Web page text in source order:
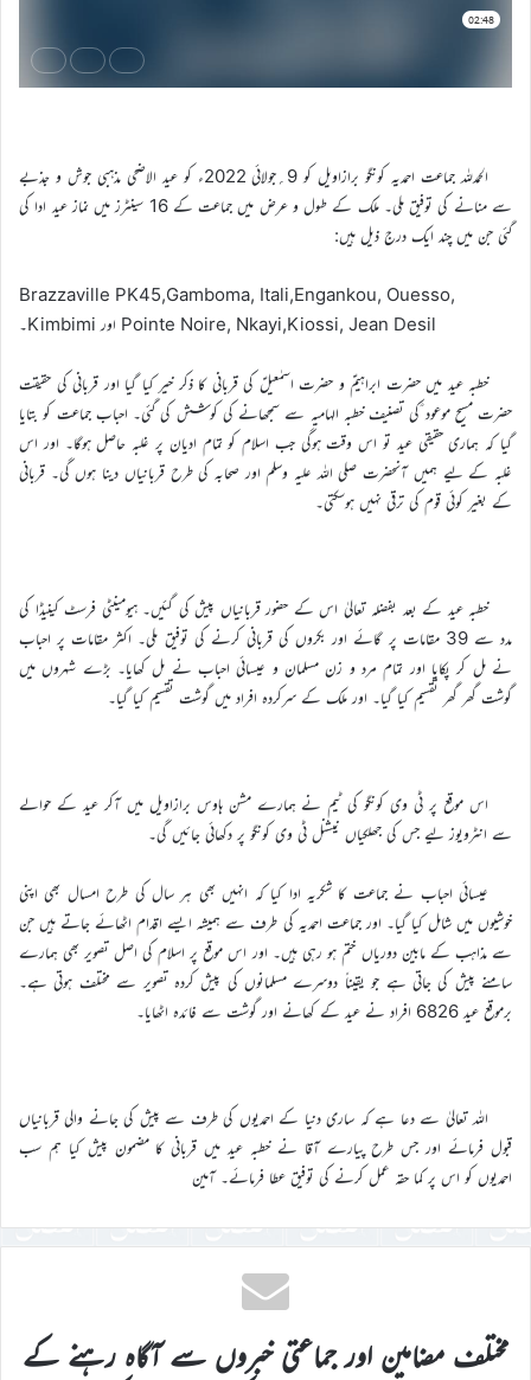
الحمدللہ جماعت احمدیہ کونگو برازاویل کو 9؍جولائی 2022ء کو عید الاضحی مذہبی جوش و جذبے
سے منانے کی توفیق ملی۔ ملک کے طول و عرض میں جماعت کے 16 سینٹرز میں نماز عید ادا کی
گئی جن میں چند ایک درج ذیل ہیں:
Brazzaville PK45,Gamboma, Itali,Engankou, Ouesso,
Pointe Noire, Nkayi,Kiossi, Jean Desil اور Kimbimi۔
خطبہ عید میں حضرت ابراہیمؑ و حضرت اسمٰعیلؑ کی قربانی کا ذکر خیر کیا گیا اور قربانی کی حقیقت
حضرت مسیح موعود ؑکی تصنیف خطبہ الہامیہ سے سمجھانے کی کوشش کی گئی۔ احباب جماعت کو بتایا
گیا کہ ہماری حقیقی عید تو اس وقت ہوگی جب اسلام کو تمام ادیان پر غلبہ حاصل ہوگا۔ اور اس
غلبہ کے لیے ہمیں آنحضرت صلی اللہ علیہ وسلم اور صحابہ کی طرح قربانیاں دینا ہوں گی۔ قربانی
کے بغیر کوئی قوم کی ترقی نہیں ہوسکتی۔
خطبہ عید کے بعد بفضلہ تعالیٰ اس کے حضور قربانیاں پیش کی گئیں۔ ہیومینٹی فرسٹ کینیڈا کی
مدد سے 39 مقامات پر گائے اور بکروں کی قربانی کرنے کی توفیق ملی۔ اکثر مقامات پر احباب
نے مل کر پکایا اور تمام مرد و زن مسلمان و عیسائی احباب نے مل کھایا۔ بڑے شہروں میں
گوشت گھر گھر تقسیم کیا گیا۔ اور ملک کے سرکردہ افراد میں گوشت تقسیم کیا گیا۔
اس موقع پر ٹی وی کونگو کی ٹیم نے ہمارے مشن ہاوس برازاویل میں آکر عید کے حوالے
سے انٹرویوز لیے جس کی جھلکیاں نیشنل ٹی وی کونگو پر دکھائی جائیں گی۔
عیسائی احباب نے جماعت کا شکریہ ادا کیا کہ انہیں بھی ہر سال کی طرح امسال بھی اپنی
خوشیوں میں شامل کیا گیا۔ اور جماعت احمدیہ کی طرف سے ہمیشہ ایسے اقدام اٹھائے جاتے ہیں جن
سے مذاہب کے مابین دوریاں ختم ہو رہی ہیں۔ اور اس موقع پر اسلام کی اصل تصویر بھی ہمارے
سامنے پیش کی جاتی ہے جو یقیناً دوسرے مسلمانوں کی پیش کردہ تصویر سے مختلف ہوتی ہے۔
برموقع عید 6826 افراد نے عید کے کھانے اور گوشت سے فائدہ اٹھایا۔
اللہ تعالیٰ سے دعا ہے کہ ساری دنیا کے احمدیوں کی طرف سے پیش کی جانے والی قربانیاں
قبول فرمائے اور جس طرح پیارے آقا نے خطبہ عید میں قربانی کا مضمون پیش کیا ہم سب
احمدیوں کو اس پر کما حقہ عمل کرنے کی توفیق عطا فرمائے۔ آمین
مختلف مضامین اور جماعتی خبروں سے آگاہ رہنے کے